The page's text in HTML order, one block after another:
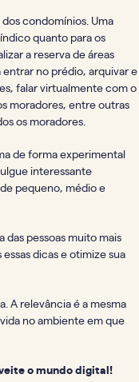
condomínios. Uma
quanto para os
a reserva de áreas
no prédio, arquivar e
falar virtualmente com o
moradores, entre outras
os moradores.
de forma experimental
interessante
pequeno, médio e
pessoas muito mais
dicas e otimize sua
A relevância é a mesma
no ambiente em que
o mundo digital!